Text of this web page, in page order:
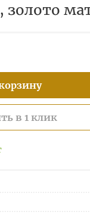
золото
в 1 клик